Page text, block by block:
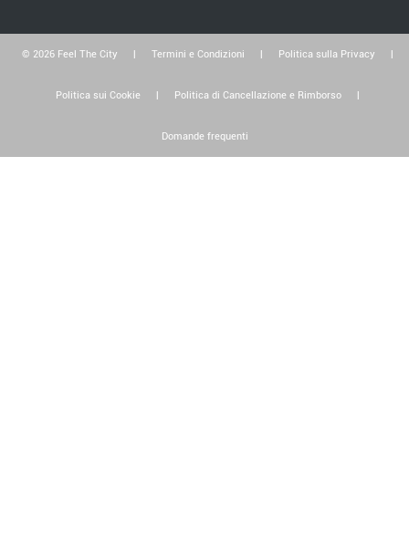
© 2026 Feel The City Termini e Condizioni Politica sulla Privacy
Politica sui Cookie Politica di Cancellazione e Rimborso
Domande frequenti